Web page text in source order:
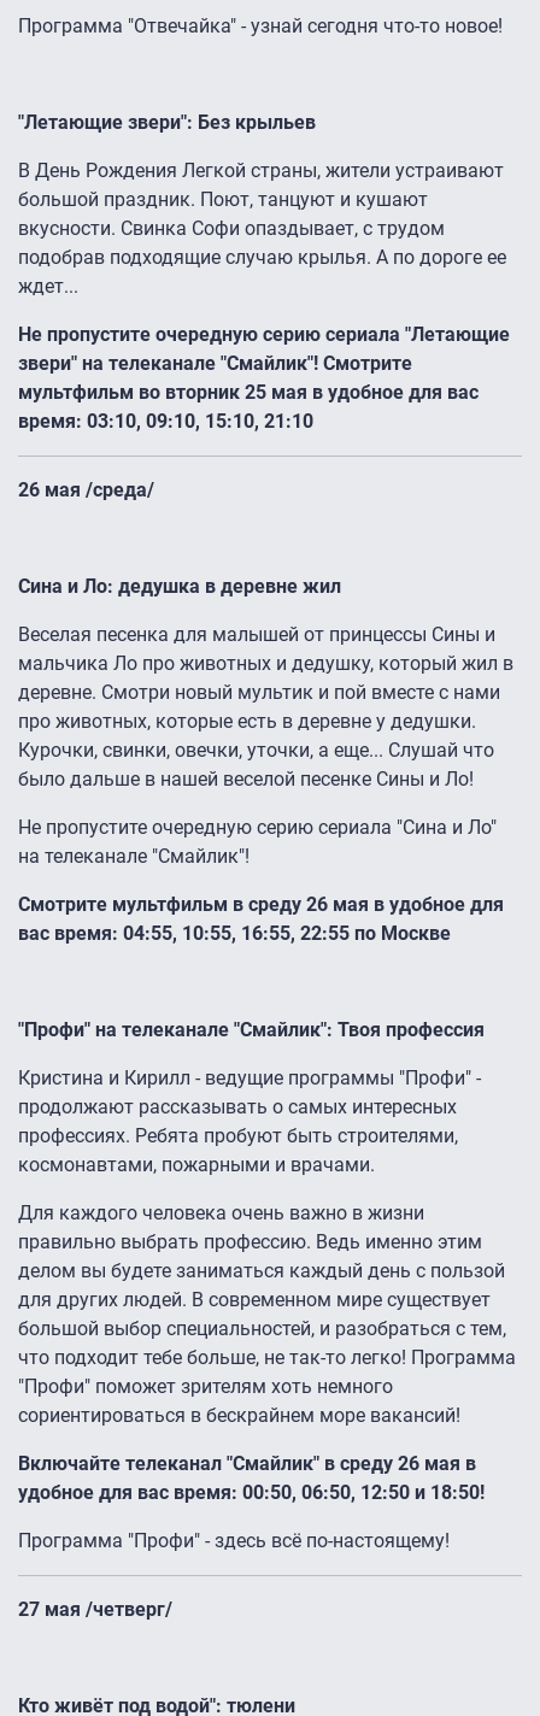
Программа "Отвечайка" - узнай сегодня что-то новое!
"Летающие звери": Без крыльев
В День Рождения Легкой страны, жители устраивают
большой праздник. Поют, танцуют и кушают
вкусности. Свинка Софи опаздывает, с трудом
подобрав подходящие случаю крылья. А по дороге ее
ждет...
Не пропустите очередную серию сериала "Летающие
звери" на телеканале "Смайлик"! Смотрите
мультфильм во вторник 25 мая в удобное для вас
время: 03:10, 09:10, 15:10, 21:10
26 мая /среда/
Сина и Ло: дедушка в деревне жил
Веселая песенка для малышей от принцессы Сины и
мальчика Ло про животных и дедушку, который жил в
деревне. Смотри новый мультик и пой вместе с нами
про животных, которые есть в деревне у дедушки.
Курочки, свинки, овечки, уточки, а еще... Слушай что
было дальше в нашей веселой песенке Сины и Ло!
Не пропустите очередную серию сериала "Сина и Ло"
на телеканале "Смайлик"!
Смотрите мультфильм в среду 26 мая в удобное для
вас время: 04:55, 10:55, 16:55, 22:55 по Москве
"Профи" на телеканале "Смайлик": Твоя профессия
Кристина и Кирилл - ведущие программы "Профи" -
продолжают рассказывать о самых интересных
профессиях. Ребята пробуют быть строителями,
космонавтами, пожарными и врачами.
Для каждого человека очень важно в жизни
правильно выбрать профессию. Ведь именно этим
делом вы будете заниматься каждый день с пользой
для других людей. В современном мире существует
большой выбор специальностей, и разобраться с тем,
что подходит тебе больше, не так-то легко! Программа
"Профи" поможет зрителям хоть немного
сориентироваться в бескрайнем море вакансий!
Включайте телеканал "Смайлик" в среду 26 мая в
удобное для вас время: 00:50, 06:50, 12:50 и 18:50!
Программа "Профи" - здесь всё по-настоящему!
27 мая /четверг/
Кто живёт под водой": тюлени